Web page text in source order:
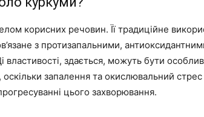
корисних речовин. Її традиційне
з протизапальними,
здається, можуть бути
запалення та окислювальний стрес
цього захворювання.